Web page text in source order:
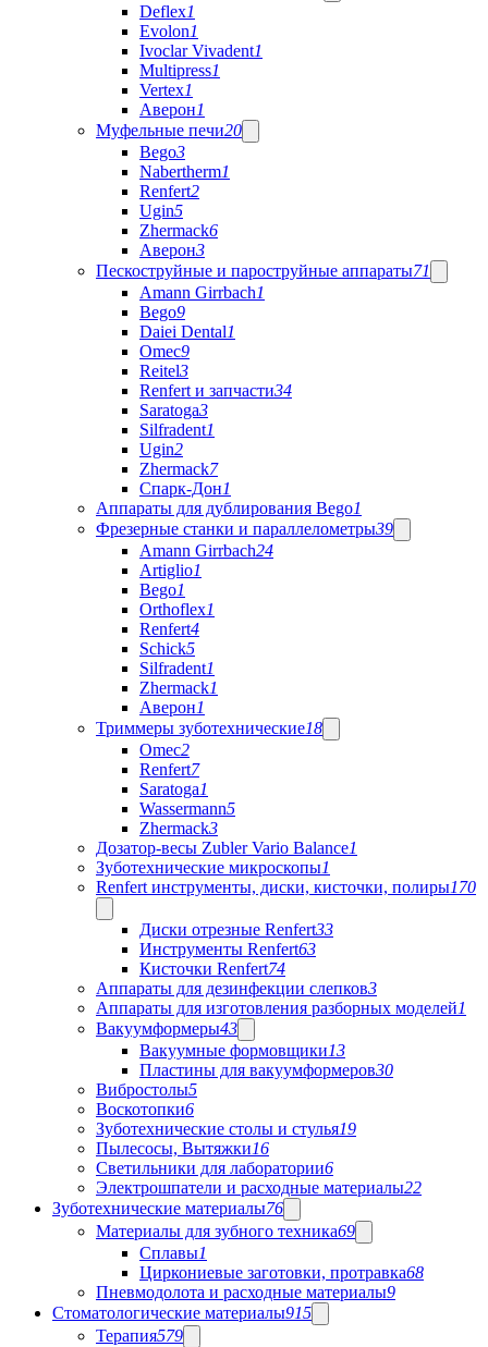
Deflex1
Evolon1
Ivoclar Vivadent1
Multipress1
Vertex1
Аверон1
Муфельные печи20
Bego3
Nabertherm1
Renfert2
Ugin5
Zhermack6
Аверон3
Пескоструйные и пароструйные аппараты71
Amann Girrbach1
Bego9
Daiei Dental1
Omec9
Reitel3
Renfert и запчасти34
Saratoga3
Silfradent1
Ugin2
Zhermack7
Спарк-Дон1
Аппараты для дублирования Bego1
Фрезерные станки и параллелометры39
Amann Girrbach24
Artiglio1
Bego1
Orthoflex1
Renfert4
Schick5
Silfradent1
Zhermack1
Аверон1
Триммеры зуботехнические18
Omec2
Renfert7
Saratoga1
Wassermann5
Zhermack3
Дозатор-весы Zubler Vario Balance1
Зуботехнические микроскопы1
Renfert инструменты, диски, кисточки, полиры170
Диски отрезные Renfert33
Инструменты Renfert63
Кисточки Renfert74
Аппараты для дезинфекции слепков3
Аппараты для изготовления разборных моделей1
Вакуумформеры43
Вакуумные формовщики13
Пластины для вакуумформеров30
Вибростолы5
Воскотопки6
Зуботехнические столы и стулья19
Пылесосы, Вытяжки16
Светильники для лаборатории6
Электрошпатели и расходные материалы22
Зуботехнические материалы76
Материалы для зубного техника69
Сплавы1
Циркониевые заготовки, протравка68
Пневмодолота и расходные материалы9
Стоматологические материалы915
Терапия579